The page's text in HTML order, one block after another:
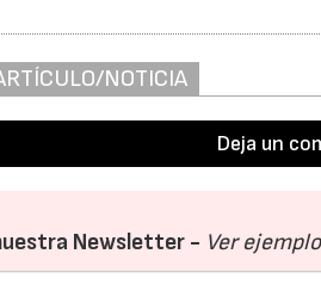
NOTICIA
Deja un
Newsletter - Ver ejemplo